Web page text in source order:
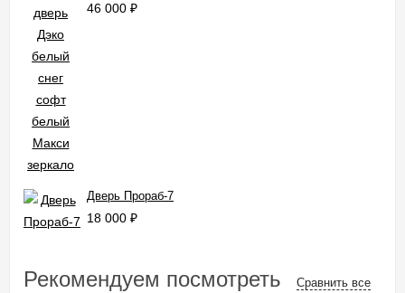
46 000 ₽
Дверь Прораб-7
18 000 ₽
Рекомендуем посмотреть Сравнить все